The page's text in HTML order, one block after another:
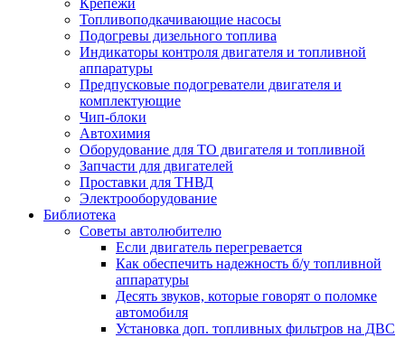
Крепежи
Топливоподкачивающие насосы
Подогревы дизельного топлива
Индикаторы контроля двигателя и топливной
аппаратуры
Предпусковые подогреватели двигателя и
комплектующие
Чип-блоки
Автохимия
Оборудование для ТО двигателя и топливной
Запчасти для двигателей
Проставки для ТНВД
Электрооборудование
Библиотека
Советы автолюбителю
Если двигатель перегревается
Как обеспечить надежность б/у топливной
аппаратуры
Десять звуков, которые говорят о поломке
автомобиля
Установка доп. топливных фильтров на ДВС